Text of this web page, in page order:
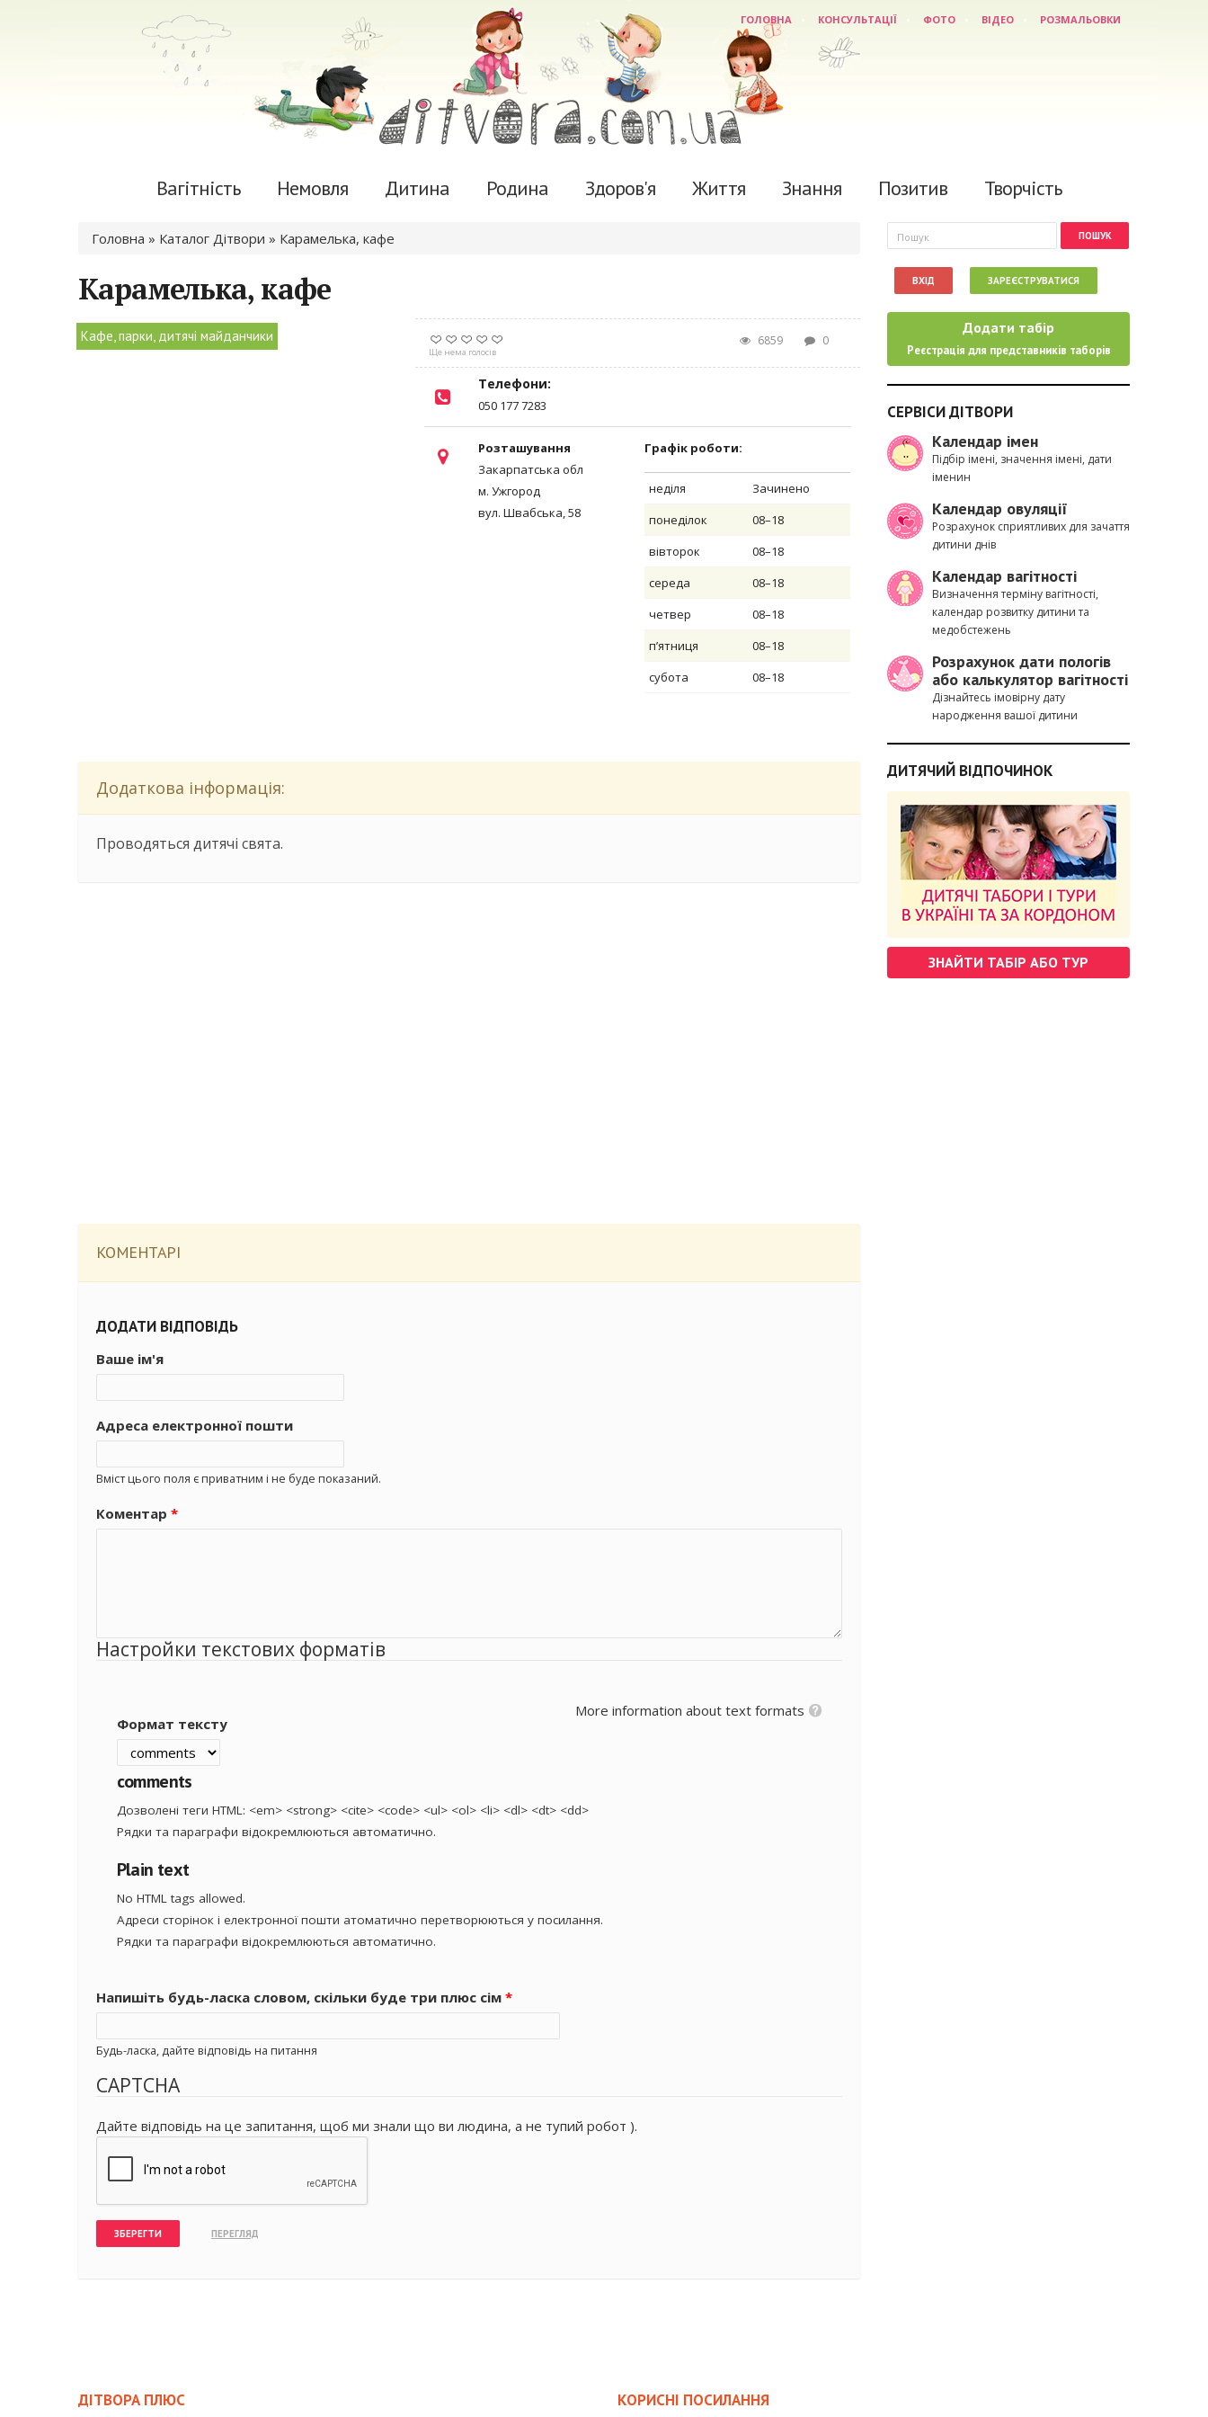
ГОЛОВНА КОНСУЛЬТАЦІЇ ФОТО ВІДЕО РОЗМАЛЬОВКИ
Вагітність Немовля Дитина Родина Здоров'я Життя Знання Позитив Творчість
Ви є тут
Головна » Каталог Дітвори » Карамелька, кафе
Карамелька, кафе
Кафе, парки, дитячі майданчики
Ще нема голосів
6859 0
Телефони:
050 177 7283
Розташування
Закарпатська обл
м. Ужгород
вул. Швабська, 58
Графік роботи:
неділя
Зачинено
понеділок
08–18
вівторок
08–18
середа
08–18
четвер
08–18
пʼятниця
08–18
субота
08–18
Додаткова інформація:
Проводяться дитячі свята.
КОМЕНТАРІ
ДОДАТИ ВІДПОВІДЬ
Ваше ім'я
Адреса електронної пошти
Вміст цього поля є приватним і не буде показаний.
Коментар *
Настройки текстових форматів
More information about text formats
Формат тексту
comments
Дозволені теги HTML: <em> <strong> <cite> <code> <ul> <ol> <li> <dl> <dt> <dd>
Рядки та параграфи відокремлюються автоматично.
Plain text
No HTML tags allowed.
Адреси сторінок і електронної пошти атоматично перетворюються у посилання.
Рядки та параграфи відокремлюються автоматично.
Напишіть будь-ласка словом, скільки буде три плюс сім *
Будь-ласка, дайте відповідь на питання
CAPTCHA
Дайте відповідь на це запитання, щоб ми знали що ви людина, а не тупий робот ).
Пошукова форма
Пошук
ВХІД ЗАРЕЄСТРУВАТИСЯ
Додати табір
Реєстрація для представників таборів
СЕРВІСИ ДІТВОРИ
Календар імен
Підбір імені, значення імені, дати
іменин
Календар овуляції
Розрахунок сприятливих для зачаття
дитини днів
Календар вагітності
Визначення терміну вагітності,
календар розвитку дитини та
медобстежень
Розрахунок дати пологів
або калькулятор вагітності
Дізнайтесь імовірну дату
народження вашої дитини
ДИТЯЧИЙ ВІДПОЧИНОК
ЗНАЙТИ ТАБІР АБО ТУР
ДІТВОРА ПЛЮС КОРИСНІ ПОСИЛАННЯ